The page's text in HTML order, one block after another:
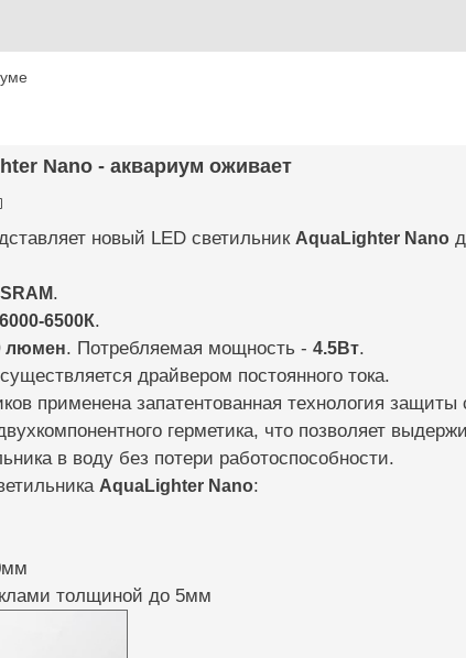
Nano - аквариум оживает
новый LED светильник AquaLighter Nano
.
6000-6500К.
люмен. Потребляемая мощность - 4.5Вт.
драйвером постоянного тока.
применена запатентованная технология защиты
герметика, что позволяет
в воду без потери работоспособности.
AquaLighter Nano:
толщиной до 5мм